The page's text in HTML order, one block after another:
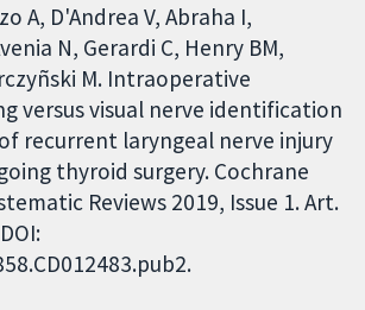
A, D'Andrea V, Abraha I,
N, Gerardi C, Henry BM,
M. Intraoperative
versus visual nerve identification
recurrent laryngeal nerve injury
thyroid surgery. Cochrane
Reviews 2019, Issue 1. Art.